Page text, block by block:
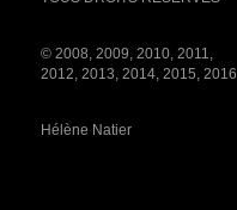
© 2008, 2009, 2010, 2011,
2012, 2013, 2014, 2015, 2016
Hélène Natier